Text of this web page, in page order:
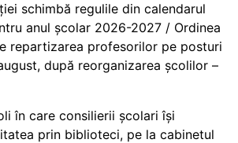
schimbă regulile din calendarul
anul școlar 2026-2027 / Ordinea
repartizarea profesorilor pe posturi
după reorganizarea școlilor –
în care consilierii școlari își
prin biblioteci, pe la cabinetul